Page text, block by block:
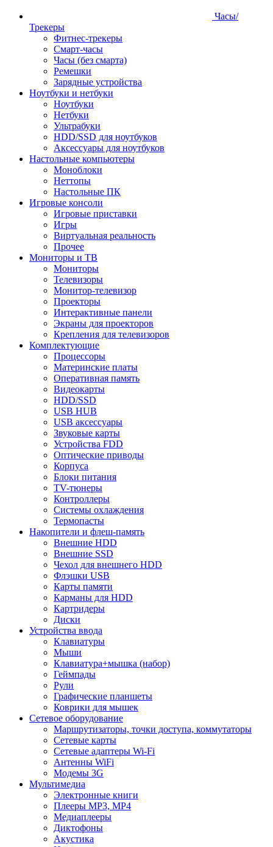
Часы/
Трекеры
Фитнес-трекеры
Смарт-часы
Часы (без смарта)
Ремешки
Зарядные устройства
Ноутбуки и нетбуки
Ноутбуки
Нетбуки
Ультрабуки
HDD/SSD для ноутбуков
Аксессуары для ноутбуков
Настольные компьютеры
Моноблоки
Неттопы
Настольные ПК
Игровые консоли
Игровые приставки
Игры
Виртуальная реальность
Прочее
Мониторы и ТВ
Мониторы
Телевизоры
Монитор-телевизор
Проекторы
Интерактивные панели
Экраны для проекторов
Крепления для телевизоров
Комплектующие
Процессоры
Материнские платы
Оперативная память
Видеокарты
HDD/SSD
USB HUB
USB аксессуары
Звуковые карты
Устройства FDD
Оптические приводы
Корпуса
Блоки питания
TV-тюнеры
Контроллеры
Системы охлаждения
Термопасты
Накопители и флеш-память
Внешние HDD
Внешние SSD
Чехол для внешнего HDD
Флэшки USB
Карты памяти
Карманы для HDD
Картридеры
Диски
Устройства ввода
Клавиатуры
Мыши
Клавиатура+мышка (набор)
Геймпады
Рули
Графические планшеты
Коврики для мышек
Сетевое оборудование
Маршрутизаторы, точки доступа, коммутаторы
Сетевые карты
Сетевые адаптеры Wi-Fi
Антенны WiFi
Модемы 3G
Мультимедиа
Электронные книги
Плееры MP3, MP4
Медиаплееры
Диктофоны
Акустика